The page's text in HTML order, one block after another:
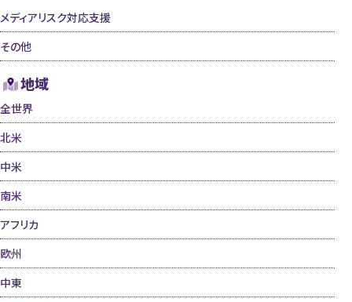
メディアリスク対応支援
その他
地域
全世界
北米
中米
南米
アフリカ
欧州
中東